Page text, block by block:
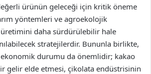
ürünün geleceği için kritik öneme
yöntemleri ve agroekolojik
üretimini daha sürdürülebilir hale
stratejilerdir. Bununla birlikte,
durumu da önemlidir; kakao
gelir elde etmesi, çikolata endüstrisinin